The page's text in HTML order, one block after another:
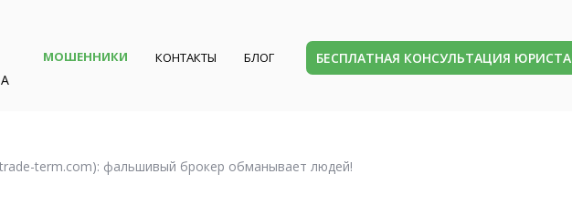
МОШЕННИКИ КОНТАКТЫ БЛОГ БЕСПЛАТНАЯ КОНСУЛЬТАЦИЯ ЮРИСТА
term.com): фальшивый брокер обманывает людей!